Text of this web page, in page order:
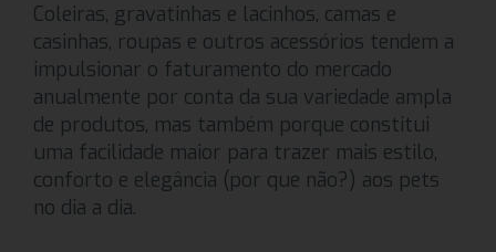
Coleiras, gravatinhas e lacinhos, camas e
casinhas, roupas e outros acessórios tendem a
impulsionar o faturamento do mercado
anualmente por conta da sua variedade ampla
de produtos, mas também porque constitui
uma facilidade maior para trazer mais estilo,
conforto e elegância (por que não?) aos pets
no dia a dia.